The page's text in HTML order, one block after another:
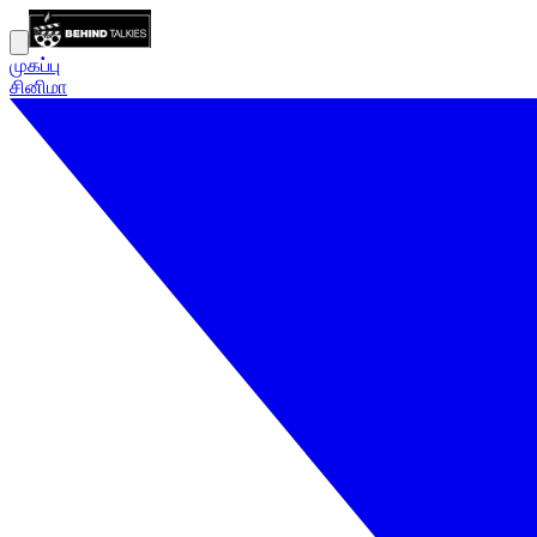
முகப்பு
சினிமா